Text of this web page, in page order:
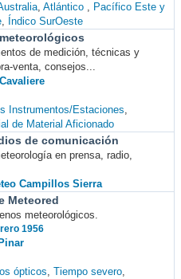
Atlántico
Pacífico Este y
Índico SurOeste
de medición, técnicas y
venta, consejos...
Cavaliere
Instrumentos/Estaciones
de Material Aficionado
de comunicación
en prensa, radio,
Campillos Sierra
Meteored
meteorológicos.
1956
ópticos Tiempo severo